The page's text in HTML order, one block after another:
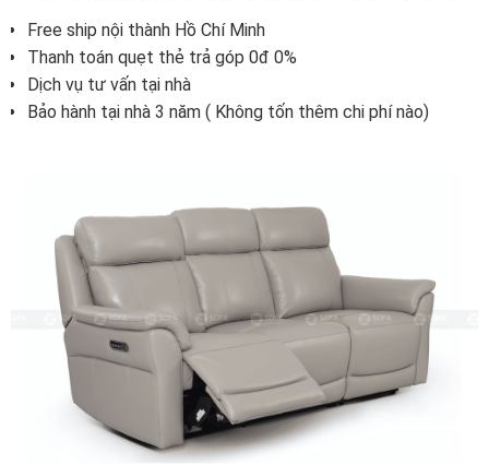
Free ship nội thành Hồ Chí Minh
Thanh toán quẹt thẻ trả góp 0đ 0%
Dịch vụ tư vấn tại nhà
Bảo hành tại nhà 3 năm ( Không tốn thêm chi phí nào)